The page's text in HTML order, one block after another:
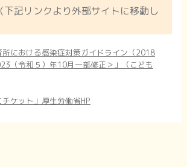
下記リンクより外部サイトに移動し
所における感染症対策ガイドライン（2018
（令和５）年10月一部修正＞」（こども
ケット」厚生労働省HP